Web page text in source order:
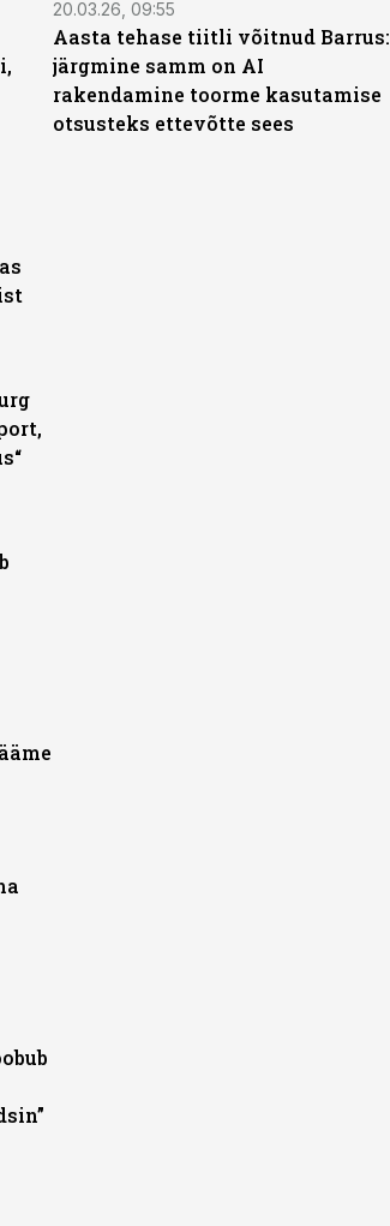
20.03.26, 09:55
Aasta tehase tiitli võitnud Barrus:
järgmine samm on AI
rakendamine toorme kasutamise
otsusteks ettevõtte sees